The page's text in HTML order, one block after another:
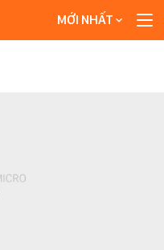
MỚI NHẤT